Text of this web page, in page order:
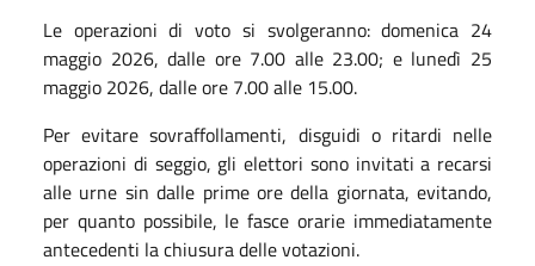
Le operazioni di voto si svolgeranno:domenica 24
maggio 2026, dalle ore 7.00 alle 23.00; e lunedì 25
maggio 2026, dalle ore 7.00 alle 15.00.
Per evitare sovraffollamenti, disguidi o ritardi nelle
operazioni di seggio, gli elettori sono invitati a recarsi
alle urne sin dalle prime ore della giornata, evitando,
per quanto possibile, le fasce orarie immediatamente
antecedenti la chiusura delle votazioni.